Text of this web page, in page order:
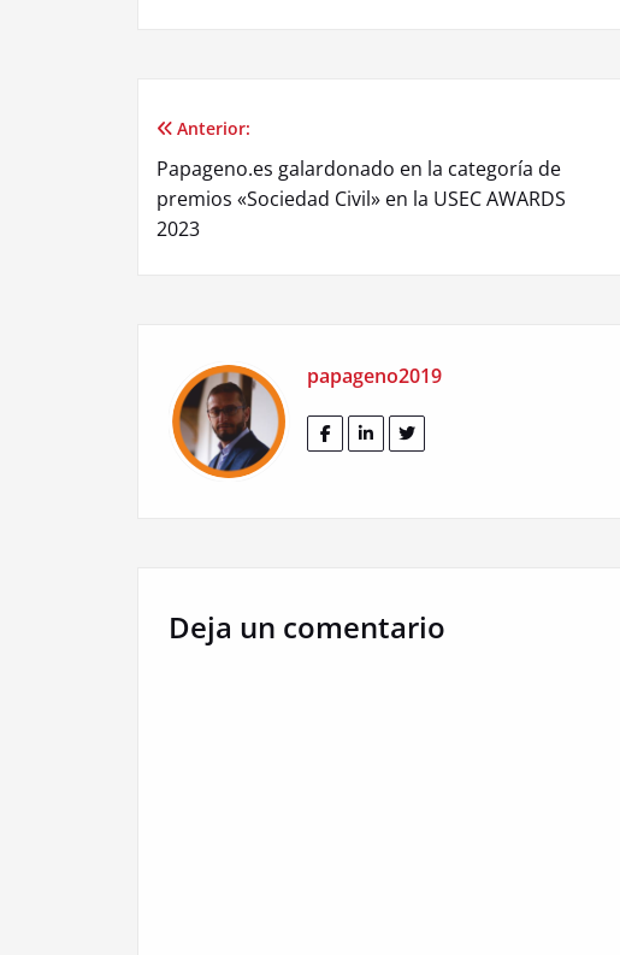
Navegación
de
Anterior:
Papageno.es galardonado en la categoría de
premios «Sociedad Civil» en la USEC AWARDS
2023
papageno2019
Deja un comentario